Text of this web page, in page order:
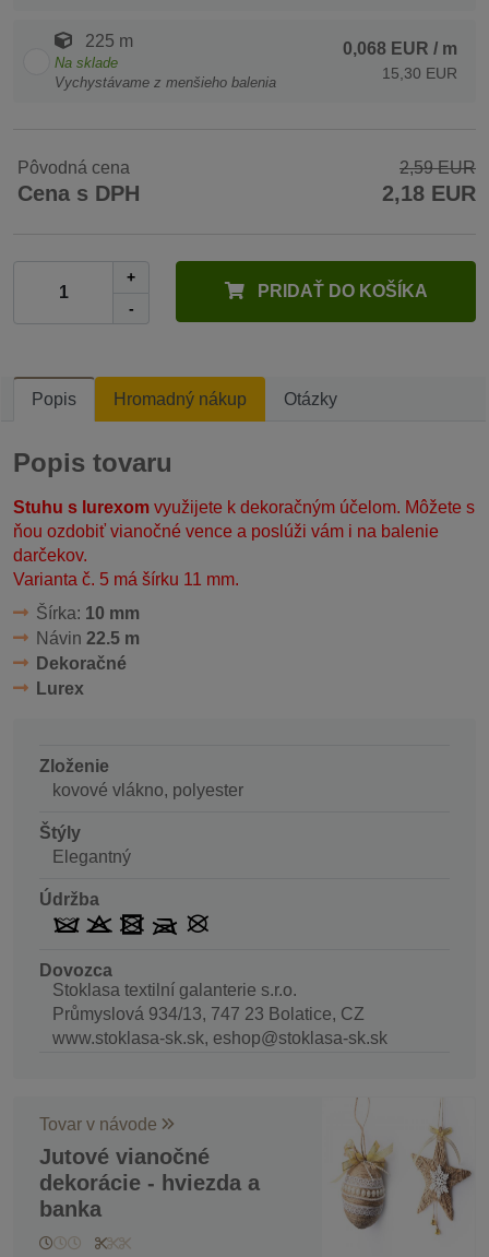
225 m
Na sklade
Vychystávame z menšieho balenia
0,068 EUR / m
15,30 EUR
Pôvodná cena 2,59 EUR
Cena s DPH 2,18 EUR
+
-
PRIDAŤ DO KOŠÍKA
Popis Hromadný nákup Otázky
Popis tovaru
Stuhu s lurexom využijete k dekoračným účelom. Môžete s
ňou ozdobiť vianočné vence a poslúži vám i na balenie
darčekov.
Varianta č. 5 má šírku 11 mm.
Šírka: 10 mm
Návin 22.5 m
Dekoračné
Lurex
Zloženie
kovové vlákno, polyester
Štýly
Elegantný
Údržba
Dovozca
Stoklasa textilní galanterie s.r.o.
Průmyslová 934/13, 747 23 Bolatice, CZ
www.stoklasa-sk.sk, eshop@stoklasa-sk.sk
Tovar v návode
Jutové vianočné
dekorácie - hviezda a
banka